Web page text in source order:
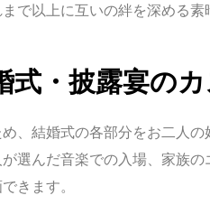
で以上に互いの絆を深める素
式・披露宴の
、結婚式の各部分をお二人
選んだ音楽での入場、家族
きます。